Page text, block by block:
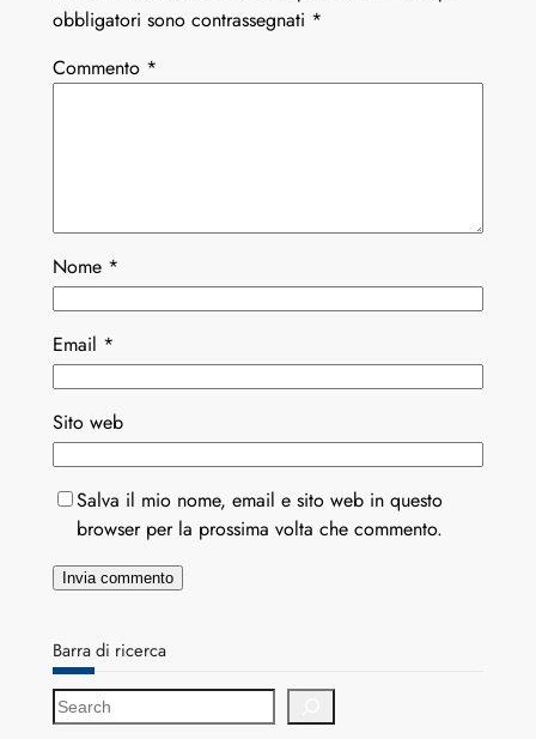
obbligatori sono contrassegnati *
Commento *
Nome *
Email *
Sito web
Salva il mio nome, email e sito web in questo
browser per la prossima volta che commento.
Barra di ricerca
S
e